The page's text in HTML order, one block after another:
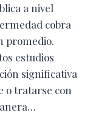
a nivel
cobra
promedio.
estudios
significativa
o tratarse con